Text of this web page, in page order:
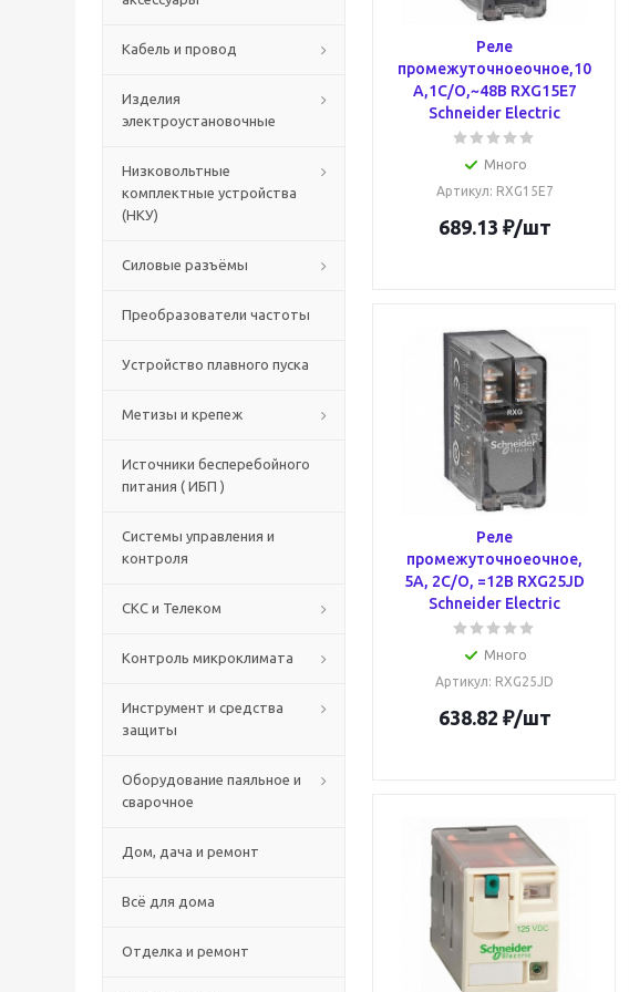
Кабель и провод
Изделия
электроустановочные
Низковольтные
комплектные устройства
(НКУ)
Силовые разъёмы
Преобразователи частоты
Устройство плавного пуска
Метизы и крепеж
Источники бесперебойного
питания ( ИБП )
Системы управления и
контроля
СКС и Телеком
Контроль микроклимата
Инструмент и средства
защиты
Оборудование паяльное и
сварочное
Дом, дача и ремонт
Всё для дома
Отделка и ремонт
Реле
промежуточноеочное,10
А,1С/О,~48В RXG15E7
Schneider Electric
Много
Артикул: RXG15E7
689.13 ₽/шт
Реле
промежуточноеочное,
5А, 2С/О, =12В RXG25JD
Schneider Electric
Много
Артикул: RXG25JD
638.82 ₽/шт